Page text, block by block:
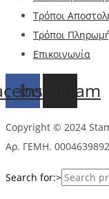
Τρόποι
Τρόποι
Επικοινωνία
Instagram
Copyright © 2024
Αρ. ΓΕΜΗ.
Search for:>